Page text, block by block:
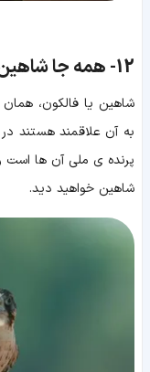
12- همه جا
شاهین یا فالکون،
به آن علاقمند هستند
پرنده ی ملی آن ها است
شاهین خواهید دید.